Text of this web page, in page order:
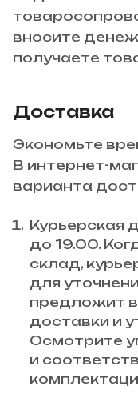
вносите
получаете
Доставка
Экономьте
В интернет-
варианта
Курьерская
до 19.00.
склад,
для
предложит
доставки и
Осмотрите
и